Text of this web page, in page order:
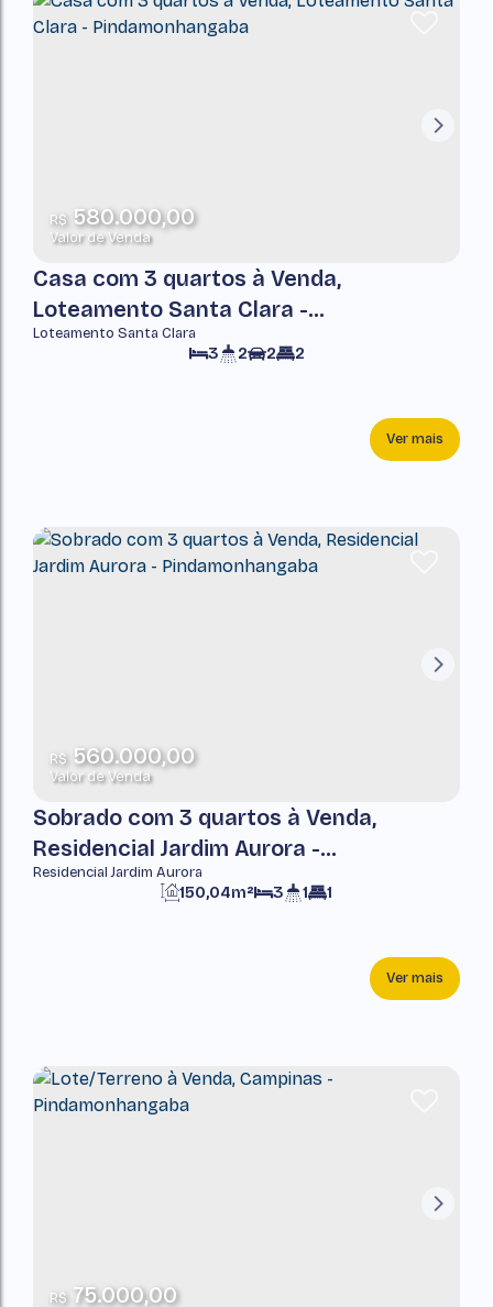
R$580.000,00
Valor de Venda
Casa com 3 quartos à Venda,
Loteamento Santa Clara -
Pindamonhangaba
Loteamento Santa Clara
3 2 2
2
Ver mais
R$560.000,00
Valor de Venda
Sobrado com 3 quartos à Venda,
Residencial Jardim Aurora -
Pindamonhangaba
Residencial Jardim Aurora
3 1
150,04m² 1
Ver mais
R$75.000,00